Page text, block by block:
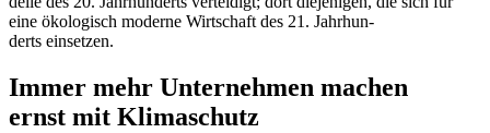
eine ökolo­gisch moderne Wirtschaft des 21. Jahrhun­
derts einsetzen.
Immer mehr Unter­nehmen machen
ernst mit Klimaschutz